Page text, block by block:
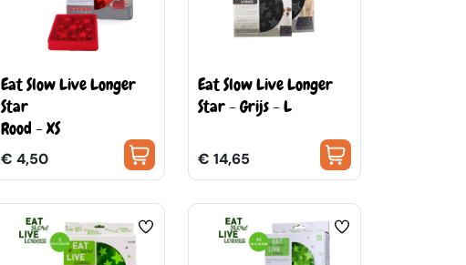
Eat Slow Live Longer
Star
Rood - XS
€ 4,50
Eat Slow Live Longer
Star - Grijs - L
€ 14,65